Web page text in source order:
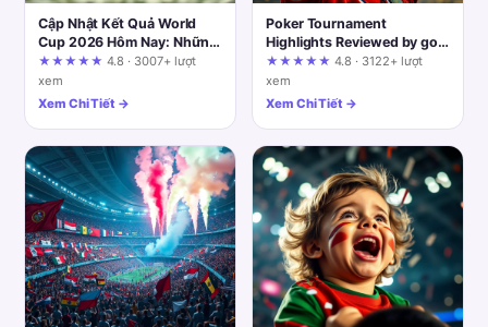
Cập Nhật Kết Quả World
Cup 2026 Hôm Nay: Những
Diễn Biến Mới Nhất
★★★★★ 4.8 · 3007+ lượt
xem
Xem Chi Tiết →
Poker Tournament
Highlights Reviewed by go-
88.nl: Dissecting the Hype
Through Verification
Criteria
★★★★★ 4.8 · 3122+ lượt
xem
Xem Chi Tiết →